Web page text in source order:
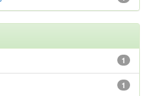
1
1